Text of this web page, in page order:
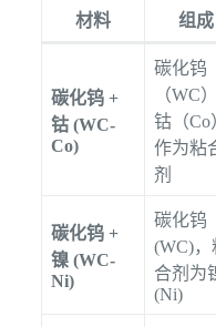
材料 组成
碳化钨 +
钴 (WC-
Co)
碳化钨
（WC）
钴（Co
作为粘
剂
碳化钨 +
镍 (WC-
Ni)
碳化钨
(WC)，
合剂为
(Ni)